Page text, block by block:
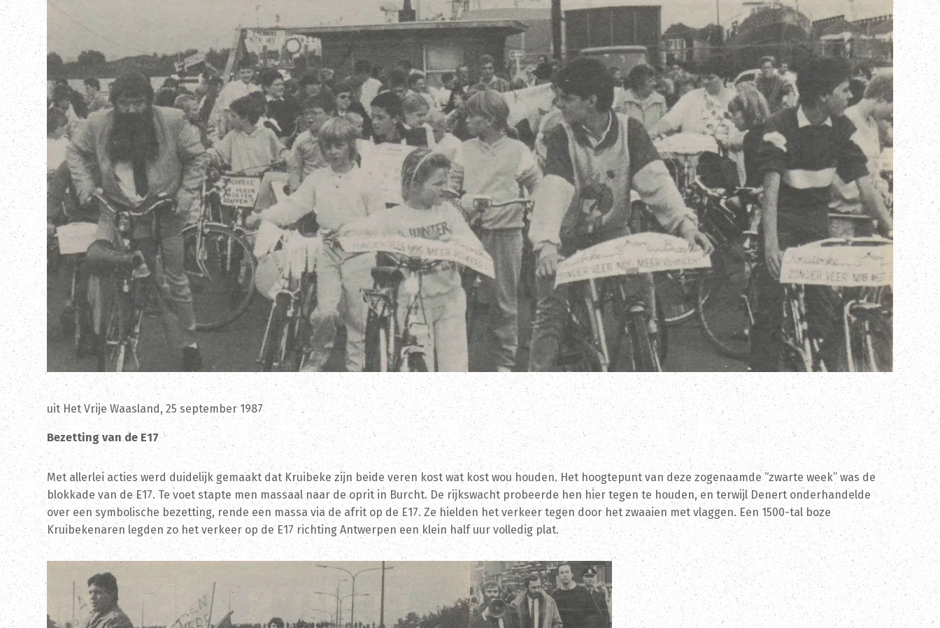
uit Het Vrije Waasland, 25 september 1987
Bezetting van de E17
Met allerlei acties werd duidelijk gemaakt dat Kruibeke zijn beide veren kost wat kost wou houden. Het hoogtepunt van deze zogenaamde “zwarte week” was de
blokkade van de E17. Te voet stapte men massaal naar de oprit in Burcht. De rijkswacht probeerde hen hier tegen te houden, en terwijl Denert onderhandelde
over een symbolische bezetting, rende een massa via de afrit op de E17. Ze hielden het verkeer tegen door het zwaaien met vlaggen. Een 1500-tal boze
Kruibekenaren legden zo het verkeer op de E17 richting Antwerpen een klein half uur volledig plat.